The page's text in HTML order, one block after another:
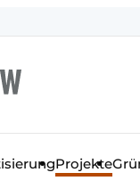
Konditionen
Sie das
Projekte